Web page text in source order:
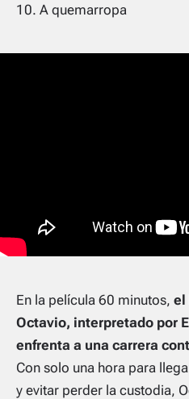
A quemarropa
En la película 60 minutos, el
Octavio, interpretado por
enfrenta a una carrera
Con solo una hora para
y evitar perder la custodia,